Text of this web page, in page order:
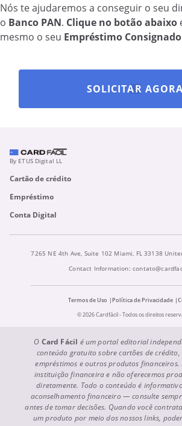
Nós te ajudaremos a conseguir o seu
o Banco PAN. Clique no botão abaixo
mesmo o seu Empréstimo
SOLICITAR AGORA
By ETUS Digital LL
Cartão de crédito
Empréstimo
Conta Digital
7265 NE 4th Ave, Suite 102 Miami, FL 33138
Contact Information:
Termos de Uso Política de Privacidade
© 2026 Cardfácil - Todos os direitos
O Card Fácil é um portal editorial
conteúdo gratuito sobre cartões de crédito,
empréstimos e outros produtos financeiros.
instituição financeira e não oferecemos
diretamente. Todo o conteúdo é
aconselhamento financeiro — consulte
antes de tomar decisões. Quando você
um produto por meio dos nossos links,